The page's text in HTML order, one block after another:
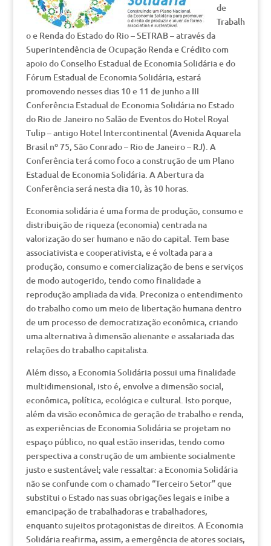
de
Trabalh
o e Renda do Estado do Rio – SETRAB – através da
Superintendência de Ocupação Renda e Crédito com
apoio do Conselho Estadual de Economia Solidária e do
Fórum Estadual de Economia Solidária, estará
promovendo nesses dias 10 e 11 de junho a III
Conferência Estadual de Economia Solidária no Estado
do Rio de Janeiro no Salão de Eventos do Hotel Royal
Tulip – antigo Hotel Intercontinental (Avenida Aquarela
Brasil nº 75, São Conrado – Rio de Janeiro – RJ). A
Conferência terá como foco a construção de um Plano
Estadual de Economia Solidária. A Abertura da
Conferência será nesta dia 10, às 10 horas.
Economia solidária é uma forma de produção, consumo e
distribuição de riqueza (economia) centrada na
valorização do ser humano e não do capital. Tem base
associativista e cooperativista, e é voltada para a
produção, consumo e comercialização de bens e serviços
de modo autogerido, tendo como finalidade a
reprodução ampliada da vida. Preconiza o entendimento
do trabalho como um meio de libertação humana dentro
de um processo de democratização econômica, criando
uma alternativa à dimensão alienante e assalariada das
relações do trabalho capitalista.
Além disso, a Economia Solidária possui uma finalidade
multidimensional, isto é, envolve a dimensão social,
econômica, política, ecológica e cultural. Isto porque,
além da visão econômica de geração de trabalho e renda,
as experiências de Economia Solidária se projetam no
espaço público, no qual estão inseridas, tendo como
perspectiva a construção de um ambiente socialmente
justo e sustentável; vale ressaltar: a Economia Solidária
não se confunde com o chamado “Terceiro Setor” que
substitui o Estado nas suas obrigações legais e inibe a
emancipação de trabalhadoras e trabalhadores,
enquanto sujeitos protagonistas de direitos. A Economia
Solidária reafirma, assim, a emergência de atores sociais,